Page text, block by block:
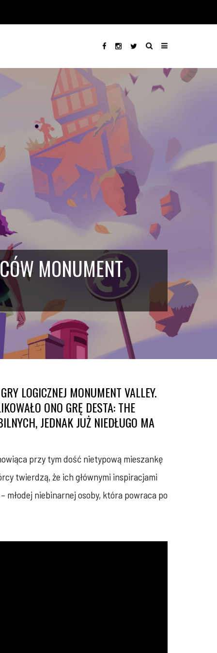
MONUMENT
LOGICZNEJ MONUMENT VALLEY.
ONO GRĘ DESTA: THE
JEDNAK JUŻ NIEDŁUGO MA
przy tym dość nietypową mieszankę
twierdzą, że ich głównymi inspiracjami
młodej niebinarnej osoby, która powraca po